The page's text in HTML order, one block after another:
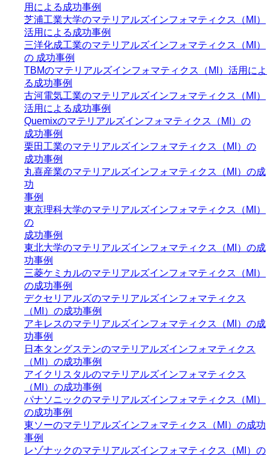
用による成功事例
芝浦工業大学のマテリアルズインフォマティクス（MI）
活用による成功事例
三洋化成工業のマテリアルズインフォマティクス（MI）
の 成功事例
TBMのマテリアルズインフォマティクス（MI）活用によ
る成功事例
古河電気工業のマテリアルズインフォマティクス（MI）
活用による成功事例
Quemixのマテリアルズインフォマティクス（MI）の
成功事例
栗田工業のマテリアルズインフォマティクス（MI）の
成功事例
丸喜産業のマテリアルズインフォマティクス（MI）の成
功
事例
東京理科大学のマテリアルズインフォマティクス（MI）
の
成功事例
東北大学のマテリアルズインフォマティクス（MI）の成
功事例
三菱ケミカルのマテリアルズインフォマティクス（MI）
の成功事例
デクセリアルズのマテリアルズインフォマティクス
（MI）の成功事例
アキレスのマテリアルズインフォマティクス（MI）の成
功事例
日本タングステンのマテリアルズインフォマティクス
（MI）の成功事例
アイクリスタルのマテリアルズインフォマティクス
（MI）の成功事例
パナソニックのマテリアルズインフォマティクス（MI）
の成功事例
東ソーのマテリアルズインフォマティクス（MI）の成功
事例
レゾナックのマテリアルズインフォマティクス（MI）の